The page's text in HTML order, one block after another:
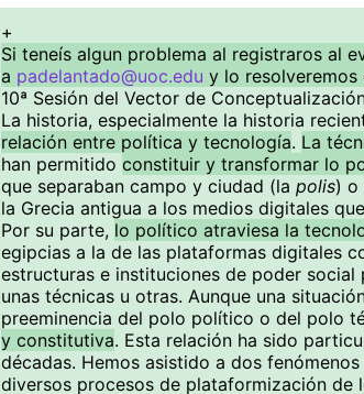
+
Si teneís algun problema al registraros al
a padelantado@uoc.edu y lo resolveremos
10ª Sesión del Vector de
La historia, especialmente la historia
relación entre política y tecnología. La
han permitido constituir y transformar lo
que separaban campo y ciudad (la polis) o
la Grecia antigua a los medios digitales
Por su parte, lo político atraviesa la
egipcias a la de las plataformas digitales
estructuras e instituciones de poder social
unas técnicas u otras. Aunque una
preeminencia del polo político o del polo
y constitutiva. Esta relación ha sido
décadas. Hemos asistido a dos
diversos procesos de plataformización de